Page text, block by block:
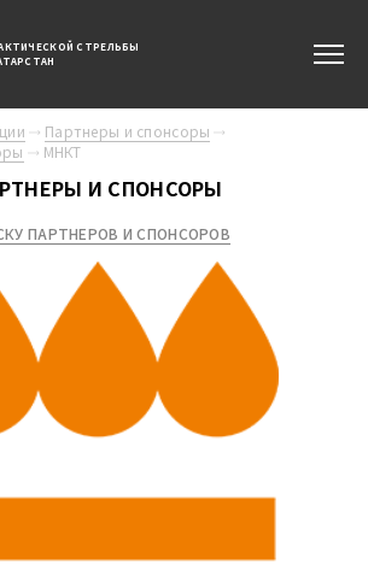
СТРЕЛЬБЫ
Партнеры и спонсоры
МНКТ
И СПОНСОРЫ
ПАРТНЕРОВ И СПОНСОРОВ